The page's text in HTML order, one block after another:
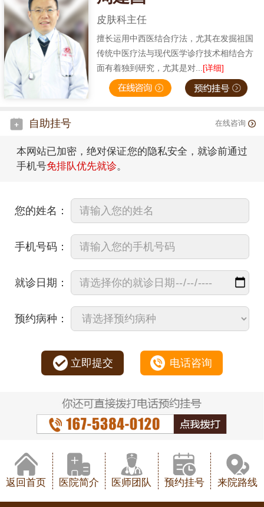
皮肤科主任
擅长运用中西医结合疗法，尤其在发掘祖国
传统中医疗法与现代医学诊疗技术相结合方
面有着独到研究，尤其是对...[详细]
自助挂号 在线咨询
本网站已加密，绝对保证您的隐私安全，就诊前通过
手机号免排队优先就诊。
您的姓名：
手机号码：
就诊日期：
预约病种：
立即提交 电话咨询
返回首页 医院简介 医师团队 预约挂号 来院路线